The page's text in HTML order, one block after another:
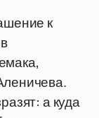
к
а куда